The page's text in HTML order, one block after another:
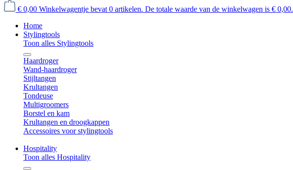
€ 0,00 Winkelwagentje bevat 0 artikelen. De totale waarde van de winkelwagen is € 0,00.
Home
Stylingtools
Toon alles Stylingtools
Haardroger
Wand-haardroger
Stijltangen
Krultangen
Tondeuse
Multigroomers
Borstel en kam
Krultangen en droogkappen
Accessoires voor stylingtools
Hospitality
Toon alles Hospitality